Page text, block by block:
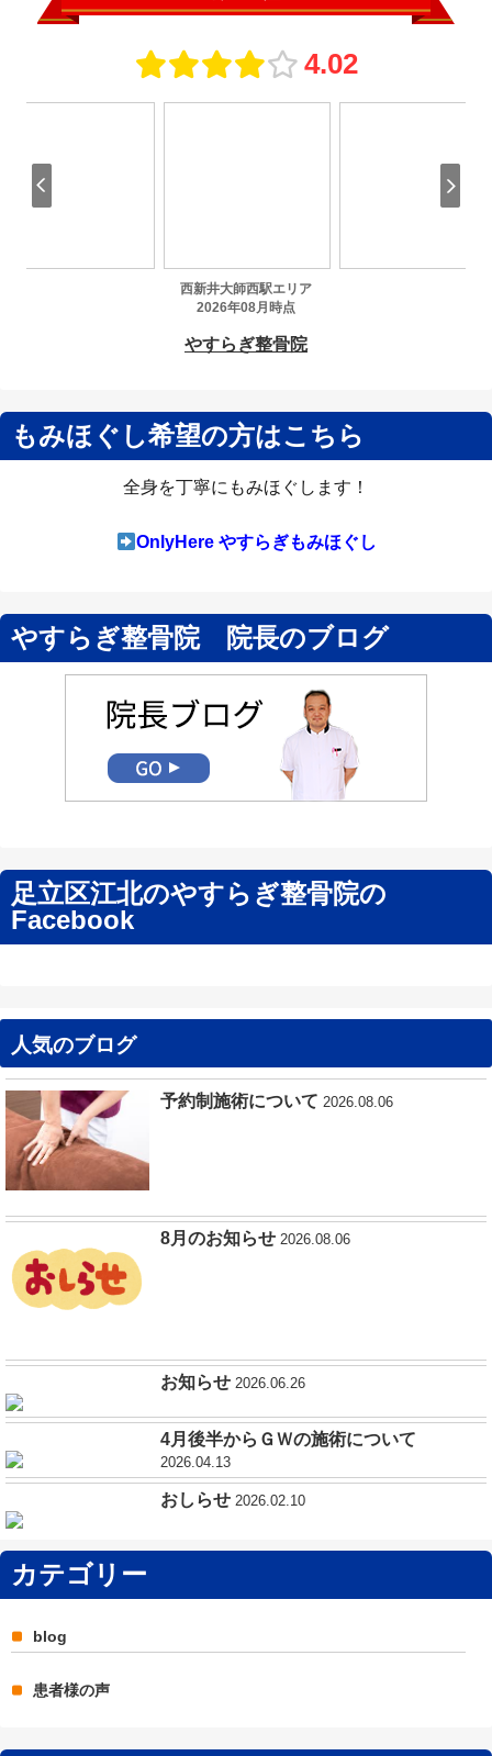
もみほぐし希望の方はこちら
全身を丁寧にもみほぐします！
OnlyHere やすらぎもみほぐし
やすらぎ整骨院 院長のブログ
足立区江北のやすらぎ整骨院の
Facebook
人気のブログ
予約制施術について 2026.08.06
8月のお知らせ 2026.08.06
お知らせ 2026.06.26
4月後半からＧＷの施術について
2026.04.13
おしらせ 2026.02.10
カテゴリー
blog
患者様の声